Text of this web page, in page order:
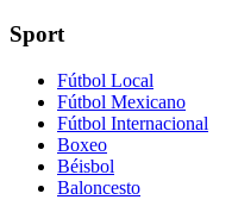
Sport
Fútbol Local
Fútbol Mexicano
Fútbol Internacional
Boxeo
Béisbol
Baloncesto